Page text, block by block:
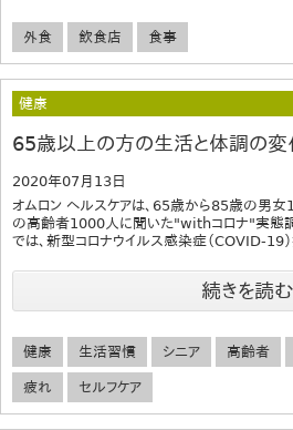
外食 飲食店 食事
健康
65歳以上の方の生活と体調の変
2020年07月13日
オムロン ヘルスケアは、65歳から85歳の男
の高齢者1000人に聞いた"withコロナ"実態調
では、新型コロナウイルス感染症（COVID-19
続きを読む
健康 生活習慣 シニア 高齢者
疲れ セルフケア